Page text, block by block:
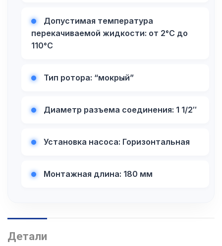
Допустимая температура
перекачиваемой жидкости: от 2°C до
110°C
Тип ротора: “мокрый”
Диаметр разъема соединения: 1 1/2″
Установка насоса: Горизонтальная
Монтажная длина: 180 мм
Детали